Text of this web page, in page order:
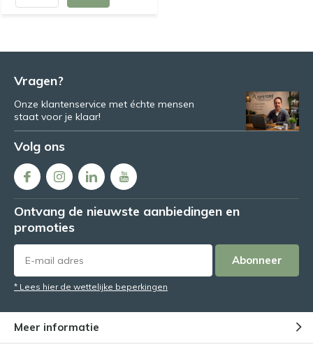
Vragen?
Onze klantenservice met échte mensen
staat voor je klaar!
Volg ons
Ontvang de nieuwste aanbiedingen en
promoties
Abonneer
* Lees hier de wettelijke beperkingen
Meer informatie